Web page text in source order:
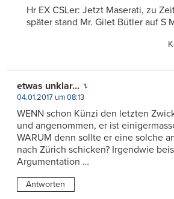
Hr EX CSLer: Jetzt Maserati, zu
später stand Mr. Gilet Bütler auf S
etwas unklar...
04.01.2017 um 08:13
WENN schon Künzi den letzten
und angenommen, er ist
WARUM denn sollte er eine solche
nach Zürich schicken? Irgendwie
Argumentation …
Antworten